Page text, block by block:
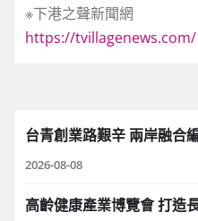
※下港之聲新聞網
https://tvillagenews.com/
台青創業路艱辛 兩岸融合
2026-08-08
高齡健康產業博覽會 打造